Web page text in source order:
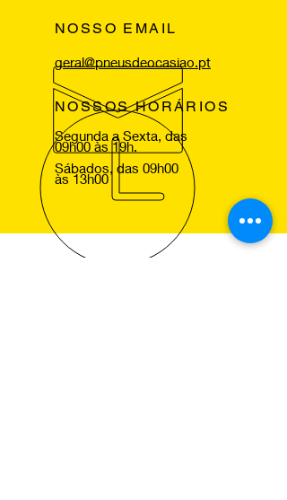
NOSSO EMAIL
geral@pneusdeocasiao.pt
NOSSOS HORÁRIOS
Segunda a Sexta, das
09h00 às 19h.
Sábados, das 09h00
às 13h00